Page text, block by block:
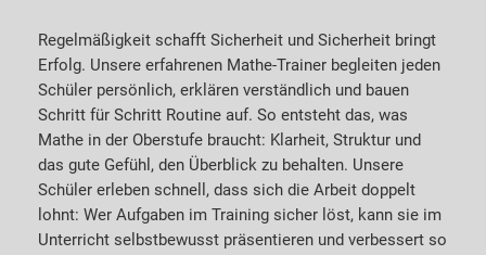
Regelmäßigkeit schafft Sicherheit und Sicherheit bringt
Erfolg. Unsere erfahrenen Mathe-Trainer begleiten jeden
Schüler persönlich, erklären verständlich und bauen
Schritt für Schritt Routine auf. So entsteht das, was
Mathe in der Oberstufe braucht: Klarheit, Struktur und
das gute Gefühl, den Überblick zu behalten. Unsere
Schüler erleben schnell, dass sich die Arbeit doppelt
lohnt: Wer Aufgaben im Training sicher löst, kann sie im
Unterricht selbstbewusst präsentieren und verbessert so